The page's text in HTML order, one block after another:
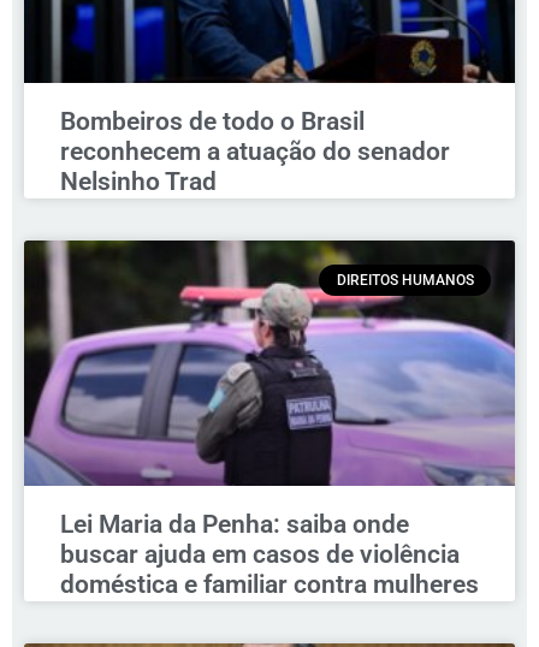
Bombeiros de todo o Brasil
reconhecem a atuação do senador
Nelsinho Trad
DIREITOS HUMANOS
Lei Maria da Penha: saiba onde
buscar ajuda em casos de violência
doméstica e familiar contra mulheres